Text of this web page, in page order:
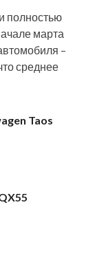
полностью
марта
–
среднее
Taos